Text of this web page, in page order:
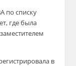
по списку
где была
в